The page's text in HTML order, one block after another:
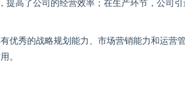
提高了公司的经营效率；在生产环节，公司
优秀的战略规划能力、市场营销能力和运营
。